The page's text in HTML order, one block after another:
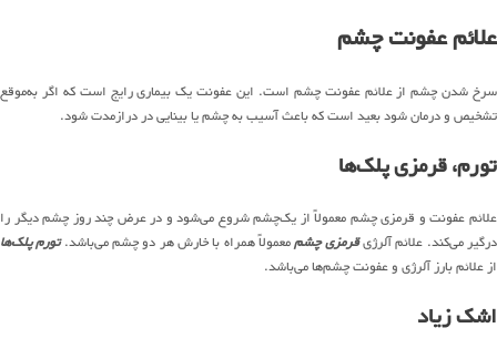
علائم عفونت چشم
سرخ شدن چشم از علائم عفونت چشم است. این عفونت یک بیماری رایج است که اگر به‌موقع
تشخیص و درمان شود بعید است که باعث آسیب به چشم یا بینایی در درازمدت شود.
تورم، قرمزی پلک‌ها
علائم عفونت و قرمزی چشم معمولاً از یک‌چشم شروع می‌شود و در عرض چند روز چشم دیگر را
درگیر می‌کند. علائم آلرژیقرمزی چشممعمولاً همراه با خارش هر دو چشم می‌باشد.تورم پلک‌ها
از علائم بارز آلرژی و عفونت چشم‌ها می‌باشد.
اشک زیاد